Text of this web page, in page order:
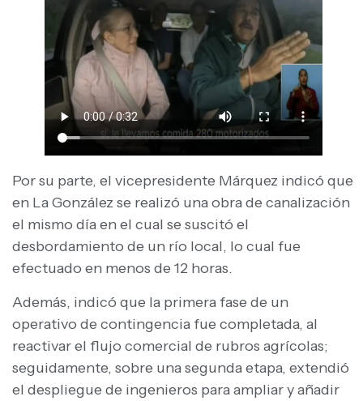
Por su parte, el vicepresidente Márquez indicó que
en La González se realizó una obra de canalización
el mismo día en el cual se suscitó el
desbordamiento de un río local, lo cual fue
efectuado en menos de 12 horas.
Además, indicó que la primera fase de un
operativo de contingencia fue completada, al
reactivar el flujo comercial de rubros agrícolas;
seguidamente, sobre una segunda etapa, extendió
el despliegue de ingenieros para ampliar y añadir